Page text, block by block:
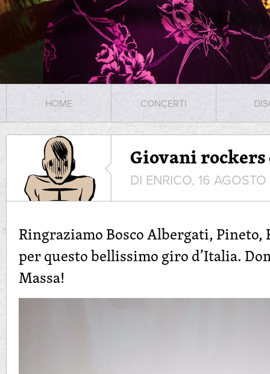
HOME CONCERTI
Giovani rockers
DI ENRICO, 16
Ringraziamo Bosco Albergati, Pineto,
per questo bellissimo giro d’Italia.
Massa!